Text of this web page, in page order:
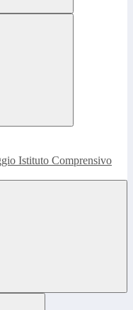
Istituto Comprensivo